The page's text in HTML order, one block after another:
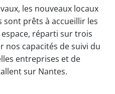
les nouveaux locaux
sont prêts à accueillir les
réparti sur trois
nos capacités de suivi du
entreprises et de
sur Nantes.